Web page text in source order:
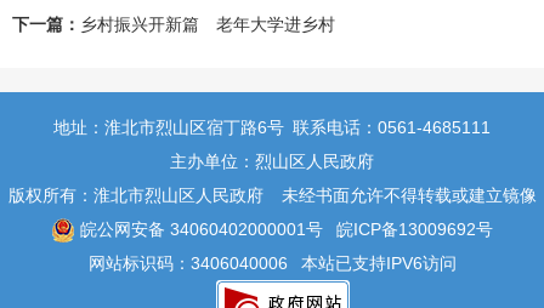
下一篇： 乡村振兴开新篇 老年大学进乡村
地址：淮北市烈山区宿丁路6号 联系电话：0561-4685111
主办单位：烈山区人民政府
版权所有：淮北市烈山区人民政府
未经书面允许不得转载或建立镜像
皖公网安备 34060402000001号
皖ICP备13009692号
网站标识码：3406040006
本站已支持IPV6访问